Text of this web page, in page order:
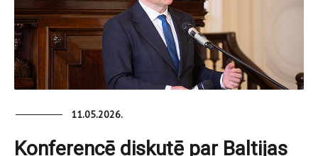
11.05.2026.
Konferencē diskutē par Baltijas